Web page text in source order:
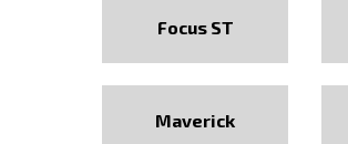
Focus ST
Maverick